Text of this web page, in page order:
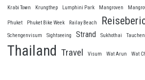
Krabi Town
Krungthep Lumphini Park Mangroven
Phuket Phuket Bike Week Railay Beach
Schengenvisum
Sightseeing Strand Sukhothai Tauchen
Thailand Travel Visum Wat Arun Wat